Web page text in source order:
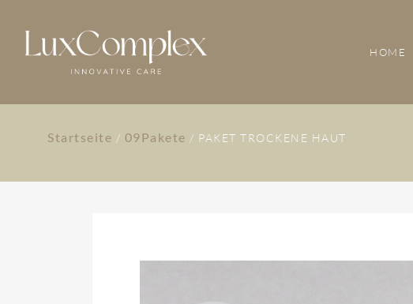
HOME
Startseite / 09Pakete / PAKET TROCKENE HAUT